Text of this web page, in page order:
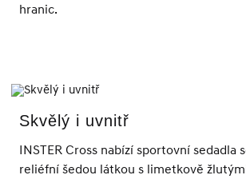
hranic.
Skvělý i uvnitř
INSTER Cross nabízí sportovní sedadla
reliéfní šedou látkou s limetkově